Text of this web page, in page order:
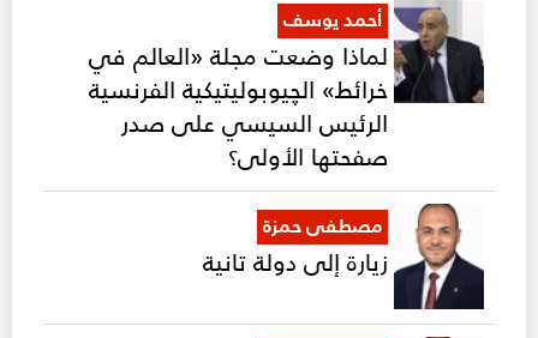
أحمد يوسف
لماذا وضعت مجلة «العالم في
خرائط» الچيوبوليتيكية الفرنسية
الرئيس السيسي على صدر
صفحتها الأولى؟
مصطفى حمزة
زيارة إلى دولة تانية